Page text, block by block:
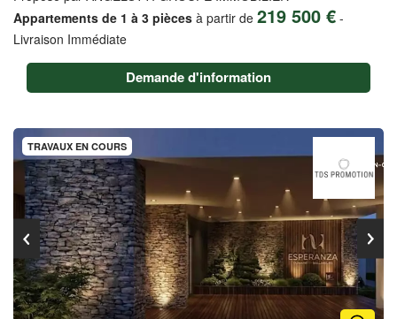
Appartements de 1 à 3 pièces à partir de 219 500 € -
Livraison Immédiate
Demande d'information
TRAVAUX EN COURS